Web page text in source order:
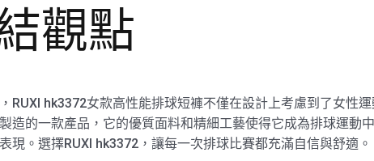
觀點
RUXI hk3372女款高性能排球短褲不僅在設計上考慮到了女性
造的一款產品，它的優質面料和精細工藝使得它成為排球運動
現。選擇RUXI hk3372，讓每一次排球比賽都充滿自信與舒適。